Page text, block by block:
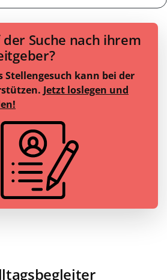
der Suche nach ihrem
Stellengesuch kann bei der
Jetzt loslegen und